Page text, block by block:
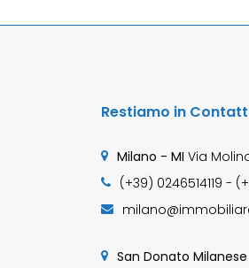
Restiamo in
Milano - MI Via
(+39) 0246514119 -
San Donato